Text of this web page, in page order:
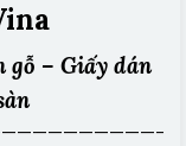
gỗ – Giấy dán